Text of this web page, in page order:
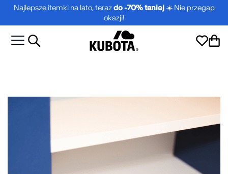
Najlepsze itemki na lato, terazdo -70% taniej☀️ Nie przegap
okazji!